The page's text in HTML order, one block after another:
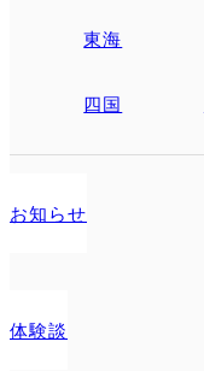
東海
四国
お知らせ
体験談